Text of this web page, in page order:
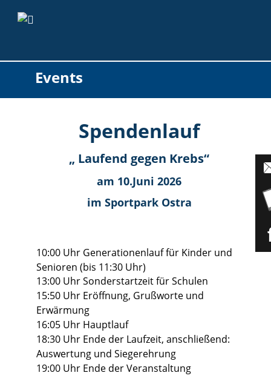
Events
Spendenlauf
„ Laufend gegen Krebs“
am 10.Juni 2026
im Sportpark Ostra
10:00 Uhr Generationenlauf für Kinder und
Senioren (bis 11:30 Uhr)
13:00 Uhr Sonderstartzeit für Schulen
15:50 Uhr Eröffnung, Grußworte und
Erwärmung
16:05 Uhr Hauptlauf
18:30 Uhr Ende der Laufzeit, anschließend:
Auswertung und Siegerehrung
19:00 Uhr Ende der Veranstaltung